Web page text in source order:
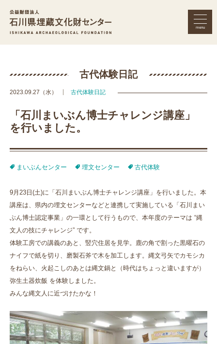
menu
古代体験日記
2023.09.27（水） 古代体験日記
「石川まいぶん博士チャレンジ講座」
を行いました。
まいぶんセンター 埋文センター 古代体験
9月23日(土)に「石川まいぶん博士チャレンジ講座」を行いました。本
講座は、県内の埋文センターなどと連携して実施している「石川まい
ぶん博士認定事業」の一環として行うもので、本年度のテーマは “縄
文人の技にチャレンジ” です。
体験工房での講義のあと、竪穴住居を見学。鹿の角で割った黒曜石の
ナイフで紙を切り、磨製石斧で木を加工します。縄文弓矢でカモシカ
をねらい、火起こしのあとは縄文鍋と（時代はちょっと違いますが）
弥生土器炊飯 を体験しました。
みんな縄文人に近づけたかな！